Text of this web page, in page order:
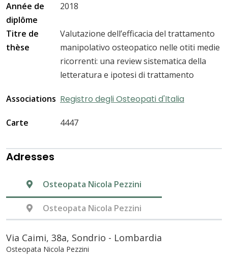
Année de
diplôme
2018
Titre de
thèse
Valutazione dell’efficacia del trattamento
manipolativo osteopatico nelle otiti medie
ricorrenti: una review sistematica della
letteratura e ipotesi di trattamento
Associations Registro degli Osteopati d'Italia
Carte 4447
Adresses
Osteopata Nicola Pezzini
Osteopata Nicola Pezzini
Via Caimi, 38a, Sondrio - Lombardia
Osteopata Nicola Pezzini